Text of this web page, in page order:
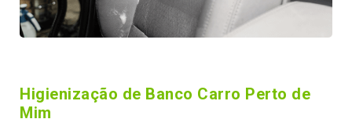
Higienização de Banco Carro Perto de
Mim